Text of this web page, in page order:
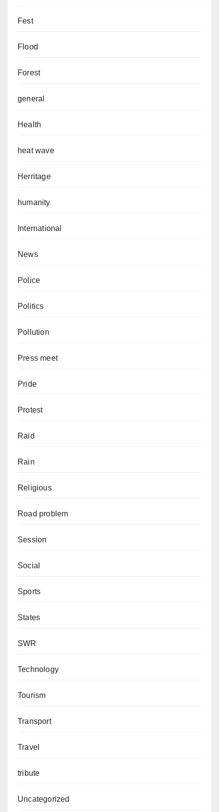
Fest
Flood
Forest
general
Health
heat wave
Herritage
humanity
International
News
Police
Politics
Pollution
Press meet
Pride
Protest
Raid
Rain
Religious
Road problem
Session
Social
Sports
States
SWR
Technology
Tourism
Transport
Travel
tribute
Uncategorized